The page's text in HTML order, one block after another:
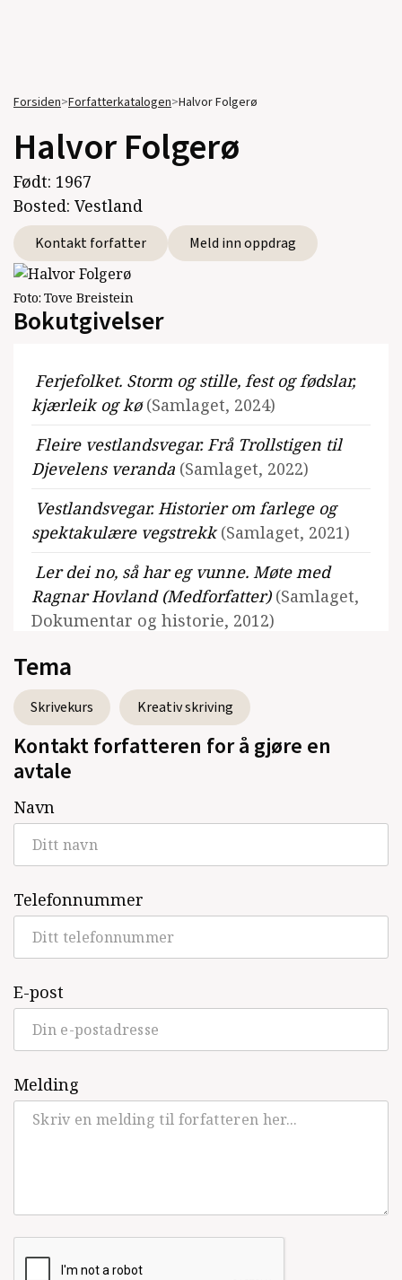
Forsiden>Forfatterkatalogen>Halvor Folgerø
Halvor Folgerø
Født: 1967
Bosted: Vestland
Kontakt forfatter Meld inn oppdrag
Foto: Tove Breistein
Bokutgivelser
Ferjefolket. Storm og stille, fest og fødslar,
kjærleik og kø(Samlaget, 2024)
Fleire vestlandsvegar. Frå Trollstigen til
Djevelens veranda (Samlaget, 2022)
Vestlandsvegar. Historier om farlege og
spektakulære vegstrekk(Samlaget, 2021)
Ler dei no, så har eg vunne. Møte med
Ragnar Hovland (Medforfatter) (Samlaget,
Dokumentar og historie, 2012)
TYL (medforfatter)
Tema
Skrivekurs Kreativ skriving
Kontakt forfatteren for å gjøre en
avtale
Navn
Telefonnummer
E-post
Melding